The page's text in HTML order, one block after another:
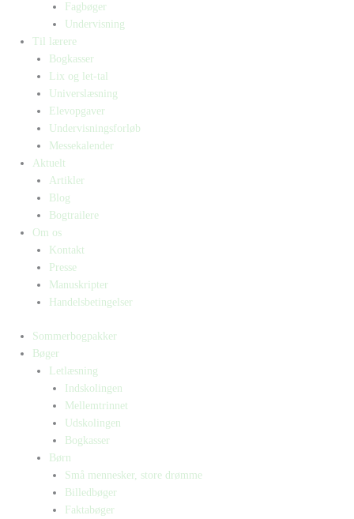
Fagbøger
Undervisning
Til lærere
Bogkasser
Lix og let-tal
Universlæsning
Elevopgaver
Undervisningsforløb
Messekalender
Aktuelt
Artikler
Blog
Bogtrailere
Om os
Kontakt
Presse
Manuskripter
Handelsbetingelser
Sommerbogpakker
Bøger
Letlæsning
Indskolingen
Mellemtrinnet
Udskolingen
Bogkasser
Børn
Små mennesker, store drømme
Billedbøger
Faktabøger